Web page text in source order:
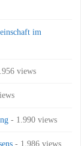
im
views
- 1.990 views
- 1.986 views